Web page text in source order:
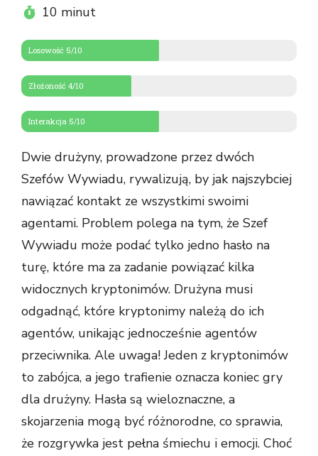
10 minut
Losowość 5/10
Złożoność 4/10
Interakcja 5/10
Dwie drużyny, prowadzone przez dwóch
Szefów Wywiadu, rywalizują, by jak najszybciej
nawiązać kontakt ze wszystkimi swoimi
agentami. Problem polega na tym, że Szef
Wywiadu może podać tylko jedno hasło na
turę, które ma za zadanie powiązać kilka
widocznych kryptonimów. Drużyna musi
odgadnąć, które kryptonimy należą do ich
agentów, unikając jednocześnie agentów
przeciwnika. Ale uwaga! Jeden z kryptonimów
to zabójca, a jego trafienie oznacza koniec gry
dla drużyny. Hasła są wieloznaczne, a
skojarzenia mogą być różnorodne, co sprawia,
że rozgrywka jest pełna śmiechu i emocji. Choć